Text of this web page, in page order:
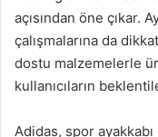
açısından öne çıkar.
çalışmalarına da
dostu malzemelerle
kullanıcıların
Adidas, spor